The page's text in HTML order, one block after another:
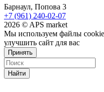
Барнаул, Попова 3
+7 (961) 240-02-07
2026 © APS market
Мы используем файлы
улучшить сайт для вас
Принять
Найти